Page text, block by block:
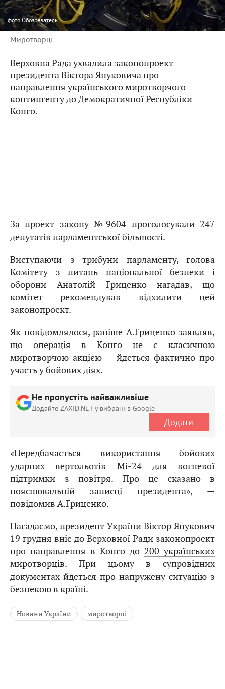
фотоОбозреватель
Миротворці
Верховна Рада ухвалила законопроект
президента Віктора Януковича про
направлення українського миротворчого
контингенту до Демократичної Республіки
Конго.
За проект закону №9604 проголосували 247
депутатів парламентської більшості.
Виступаючи з трибуни парламенту, голова
Комітету з питань національної безпеки і
оборони Анатолій Гриценко нагадав, що
комітет рекомендував відхилити цей
законопроект.
Як повідомлялося, раніше А.Гриценко заявляв,
що операція в Конго не є класичною
миротворчою акцією — йдеться фактично про
участь у бойових діях.
Не пропустіть найважливіше
Додайте ZAXID.NET у вибрані в Google
Додати
«Передбачається використання бойових
ударних вертольотів Мі-24 для вогневої
підтримки з повітря. Про це сказано в
пояснювальній записці президента», —
повідомив А.Гриценко.
Нагадаємо, президент України Віктор Янукович
19 грудня вніс до Верховної Ради законопроект
про направлення в Конго до 200 українських
миротворців. При цьому в супровідних
документах йдеться про напружену ситуацію з
безпекою в країні.
Новини України миротворці